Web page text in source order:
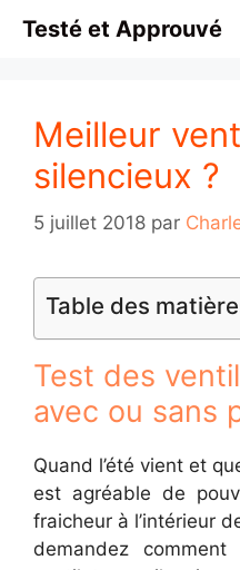
Testé et Approuvé
Meilleur
silencieux ?
5 juillet 2018 par
Table des
Test des
avec ou sans
Quand l’été vient et
est agréable de
fraicheur à l’intérieur
demandez